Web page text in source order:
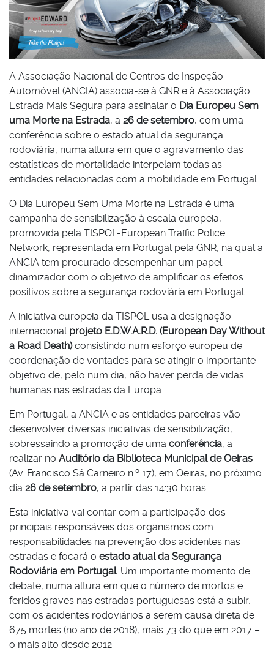
A Associação Nacional de Centros de Inspeção
Automóvel (ANCIA) associa-se à GNR e à Associação
Estrada Mais Segura para assinalar o Dia Europeu Sem
uma Morte na Estrada, a 26 de setembro, com uma
conferência sobre o estado atual da segurança
rodoviária, numa altura em que o agravamento das
estatísticas de mortalidade interpelam todas as
entidades relacionadas com a mobilidade em Portugal.
O Dia Europeu Sem Uma Morte na Estrada é uma
campanha de sensibilização à escala europeia,
promovida pela TISPOL-European Traffic Police
Network, representada em Portugal pela GNR, na qual a
ANCIA tem procurado desempenhar um papel
dinamizador com o objetivo de amplificar os efeitos
positivos sobre a segurança rodoviária em Portugal.
A iniciativa europeia da TISPOL usa a designação
internacional projeto E.D.W.A.R.D. (European Day Without
a Road Death)consistindo num esforço europeu de
coordenação de vontades para se atingir o importante
objetivo de, pelo num dia, não haver perda de vidas
humanas nas estradas da Europa.
Em Portugal, a ANCIA e as entidades parceiras vão
desenvolver diversas iniciativas de sensibilização,
sobressaindo a promoção de uma conferência, a
realizar no Auditório da Biblioteca Municipal de Oeiras
(Av. Francisco Sá Carneiro n.º 17), em Oeiras, no próximo
dia 26 de setembro, a partir das 14:30 horas.
Esta iniciativa vai contar com a participação dos
principais responsáveis dos organismos com
responsabilidades na prevenção dos acidentes nas
estradas e focará o estado atual da Segurança
Rodoviária em Portugal. Um importante momento de
debate, numa altura em que o número de mortos e
feridos graves nas estradas portuguesas está a subir,
com os acidentes rodoviários a serem causa direta de
675 mortes (no ano de 2018), mais 73 do que em 2017 –
o mais alto desde 2012.